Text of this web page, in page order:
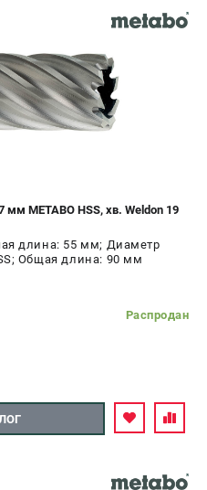
METABO HSS, хв. Weldon 19
длина: 55 мм; Диаметр
Общая длина: 90 мм
Распродан